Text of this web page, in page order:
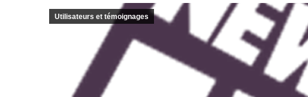
Utilisateurs et témoignages